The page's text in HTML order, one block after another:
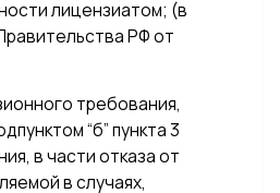
лицензиатом; (в
РФ от
требования,
“б” пункта 3
в части отказа от
в случаях,